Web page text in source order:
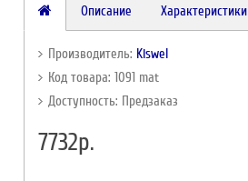
Описание Характеристики
Производитель: Kiswel
Код товара: 1091 mat
Доступность: Предзаказ
7732р.